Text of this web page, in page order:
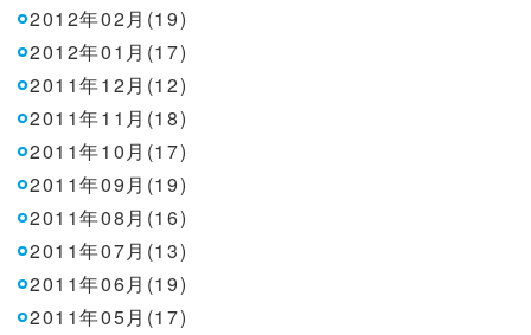
2012年02月(19)
2012年01月(17)
2011年12月(12)
2011年11月(18)
2011年10月(17)
2011年09月(19)
2011年08月(16)
2011年07月(13)
2011年06月(19)
2011年05月(17)